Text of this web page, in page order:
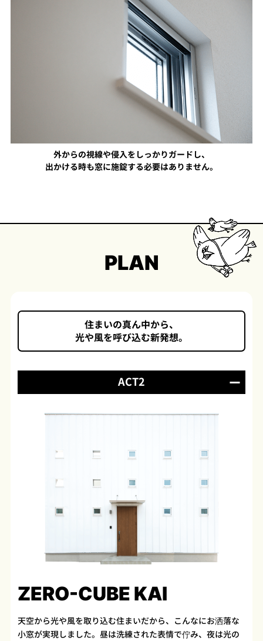
外からの視線や侵入をしっかりガードし、
出かける時も窓に施錠する必要はありません。
PLAN
住まいの真ん中から、
光や風を呼び込む新発想。
ACT2
ZERO-CUBE KAI
天空から光や風を取り込む住まいだから、こんなにお洒落な
小窓が実現しました。昼は洗練された表情で佇み、夜は光の